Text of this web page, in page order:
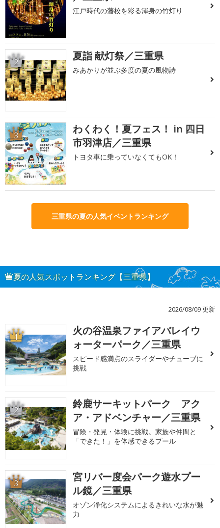
江戸時代の藩校を彩る渾身の竹灯り
2 夏詣 献灯祭／三重県
みあかりが並ぶ多度の夏の風物詩
3
わくわく！夏フェス！ in 四日
市羽津店／三重県
トヨタ車に乗っていなくてもOK！
三重県の夏の人気イベントランキング
夏の人気スポットランキング【三重県】
2026/08/09 更新
1
火の谷温泉ファイアバレイウ
ォーターパーク／三重県
スピード感満点のスライダーやチューブに
挑戦
2
鈴鹿サーキットパーク アク
ア・アドベンチャー／三重県
冒険・発見・体験に挑戦。家族や仲間と
「できた！」を体感できるプール
3
宮リバー度会パーク遊水プー
ル鏡／三重県
オゾン浄化システムによるきれいな水が魅
力